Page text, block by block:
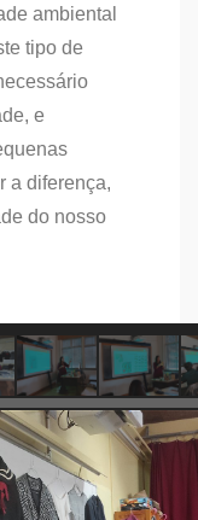
ambiental
tipo de
e
a diferença,
do nosso